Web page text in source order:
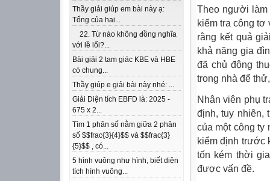
Thầy giải giúp em bài này ạ:
Tổng của hai...
22. Từ nào không đồng nghĩa
với lề lối?...
Bài giải 2 tam giác KBE và HBE
có chung...
Thầy giúp e giải bài này nhé: ...
Giải Diện tích EBFD là: 2025 -
675 x 2...
Tìm 1 phân số nằm giữa 2 phân
số $$frac{3}{4}$$ và $$frac{3}
{5}$$ , có...
5 hình vuông như hình, biết diện
tích hình vuông...
Theo người làm
kiểm tra công tơ
rằng kết quả
khả năng gia
đã chủ động
trong nhà để
Nhân viên phụ
định, tuy nhiên,
của một công ty
kiểm định trước
tốn kém thời
được vấn đề.